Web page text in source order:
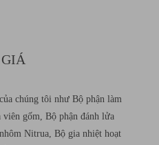
chúng tôi như Bộ phận làm
viên gốm, Bộ phận đánh lửa
Nitrua, Bộ gia nhiệt hoạt